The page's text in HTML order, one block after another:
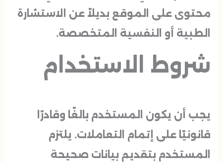
محتوى على الموقع بديلاً عن الاستشارة
الطبية أو النفسية المتخصصة.
شروط الاستخدام
يجب أن يكون المستخدم بالغًا وقادرًا
قانونيًا على إتمام التعاملات. يلتزم
المستخدم بتقديم بيانات صحيحة